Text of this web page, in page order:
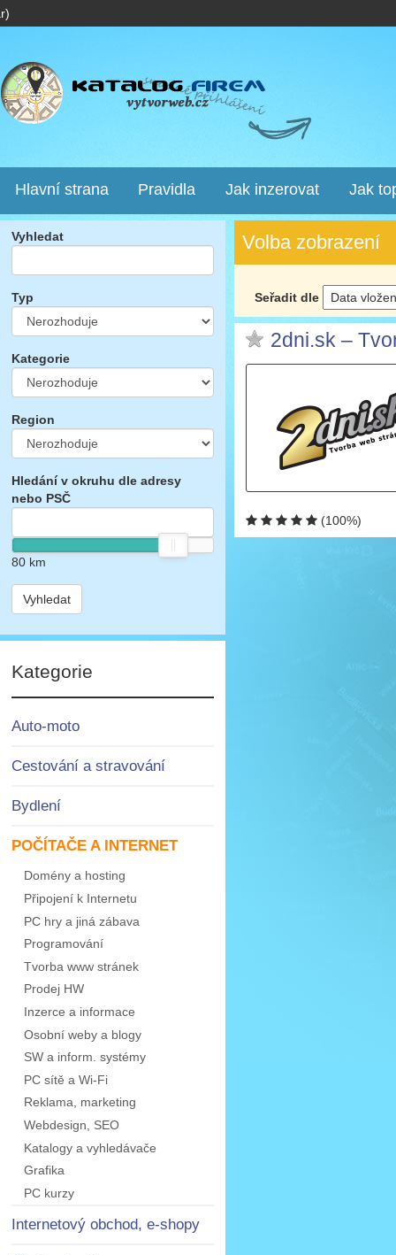
Hlavní strana Pravidla Jak inzerovat Jak
Vyhledat
Typ
Kategorie
Region
Hledání v okruhu dle adresy
nebo PSČ
80km
Vyhledat
Kategorie
Auto-moto
Cestování a stravování
Bydlení
POČÍTAČE A INTERNET
Domény a hosting
Připojení k Internetu
PC hry a jiná zábava
Programování
Tvorba www stránek
Prodej HW
Inzerce a informace
Osobní weby a blogy
SW a inform. systémy
PC sítě a Wi-Fi
Reklama, marketing
Webdesign, SEO
Katalogy a vyhledávače
Grafika
PC kurzy
Internetový obchod, e-shopy
Volba zobrazení
Seřadit dle
2dni.sk –
(100%)